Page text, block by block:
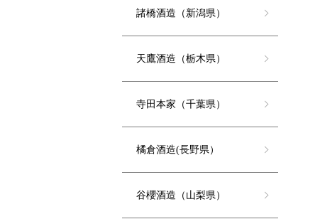
諸橋酒造（新潟県）
天鷹酒造（栃木県）
寺田本家（千葉県）
橘倉酒造(長野県）
谷櫻酒造（山梨県）